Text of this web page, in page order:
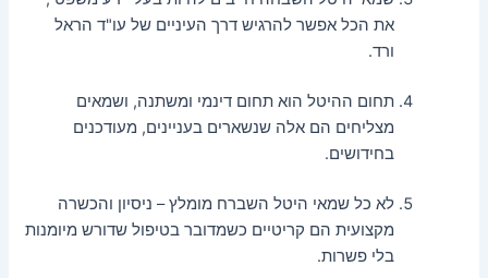
את הכל אפשר להרגיש דרך העיניים של עו"ד הראל
ורד.
תחום ההיטל הוא תחום דינמי ומשתנה, ושמאים
מצליחים הם אלה שנשארים בעניינים, מעודכנים
בחידושים.
לא כל שמאי היטל השברח מומלץ – ניסיון והכשרה
מקצועית הם קריטיים כשמדובר בטיפול שדורש מיומנות
בלי פשרות.